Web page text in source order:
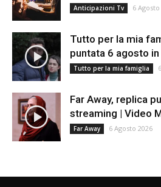
Anticipazioni Tv 6
Tutto per la mia
puntata 6 agosto
Tutto per la mia famiglia
Far Away, replica
streaming | Video
Far Away 6 Agosto 2026